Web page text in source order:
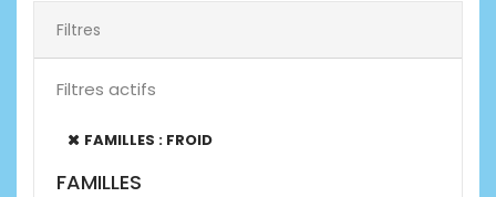
Filtres
Filtres actifs
FAMILLES : FROID
FAMILLES